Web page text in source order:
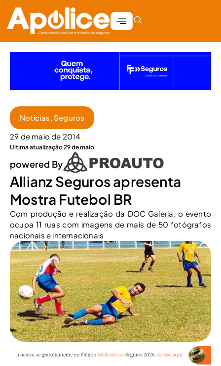
Notícias, Seguros
29 de maio de 2014
Ultima atualização 29 de maio
powered By
Allianz Seguros apresenta
Mostra Futebol BR
Com produção e realização da DOC Galeria, o evento
ocupa 11 ruas com imagens de mais de 50 fotógrafos
nacionais e internacionais